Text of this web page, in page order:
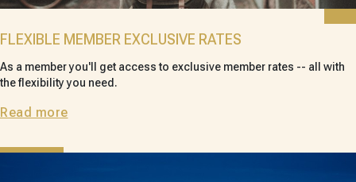
FLEXIBLE MEMBER EXCLUSIVE RATES
As a member you'll get access to exclusive member rates -- all with
the flexibility you need.
Read more